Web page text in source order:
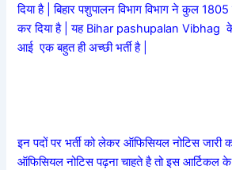
दिया है | बिहार पशुपालन विभाग विभाग ने कुल
कर दिया है | यह Bihar pashupalan Vibhag
आई एक बहुत ही अच्छी भर्ती है |
इन पदों परभर्तीको लेकर ऑफिसियल नोटिस जारी
ऑफिसियल नोटिस पढ़ना चाहते है तो इस आर्टिकल के